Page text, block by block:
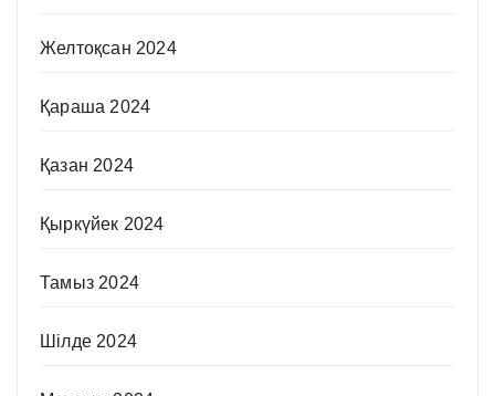
Желтоқсан 2024
Қараша 2024
Қазан 2024
Қыркүйек 2024
Тамыз 2024
Шілде 2024